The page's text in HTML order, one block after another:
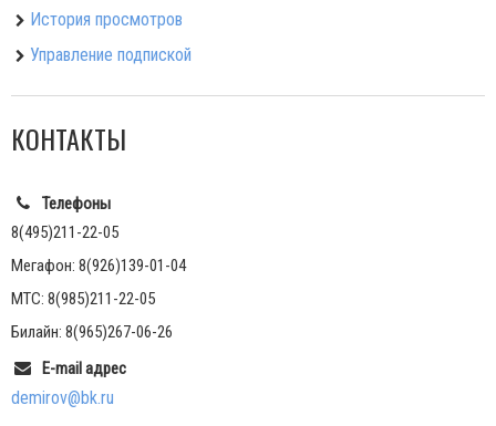
История просмотров
Управление подпиской
КОНТАКТЫ
Телефоны
8(495)211-22-05
Мегафон: 8(926)139-01-04
МТС: 8(985)211-22-05
Билайн: 8(965)267-06-26
E-mail адрес
demirov@bk.ru